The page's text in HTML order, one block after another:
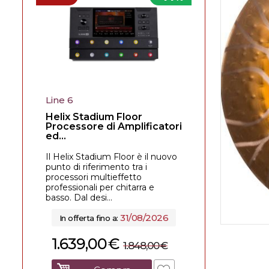
Line 6
Helix Stadium Floor
Processore di Amplificatori
ed...
Il Helix Stadium Floor è il nuovo
punto di riferimento tra i
processori multieffetto
professionali per chitarra e
basso. Dal desi...
In offerta fino a:31/08/2026
€
1.639,00 €
1.848,00